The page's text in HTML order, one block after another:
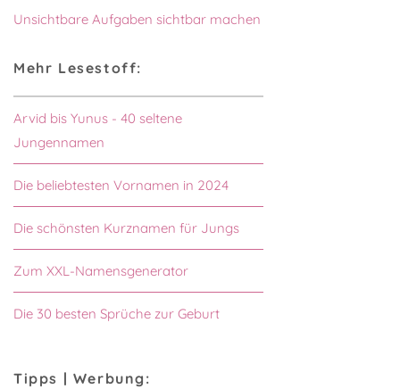
Unsichtbare Aufgaben sichtbar machen
Mehr Lesestoff:
Arvid bis Yunus - 40 seltene
Jungennamen
Die beliebtesten Vornamen in 2024
Die schönsten Kurznamen für Jungs
Zum XXL-Namensgenerator
Die 30 besten Sprüche zur Geburt
Tipps | Werbung: